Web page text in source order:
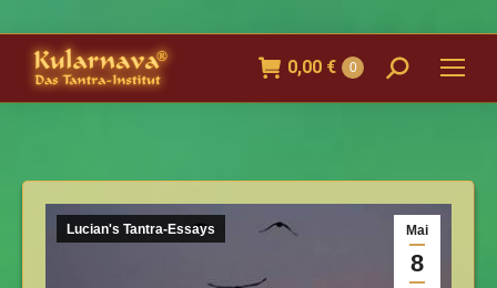
0,00 € 0 Search:
Mai
8
Lucian's Tantra-Essays